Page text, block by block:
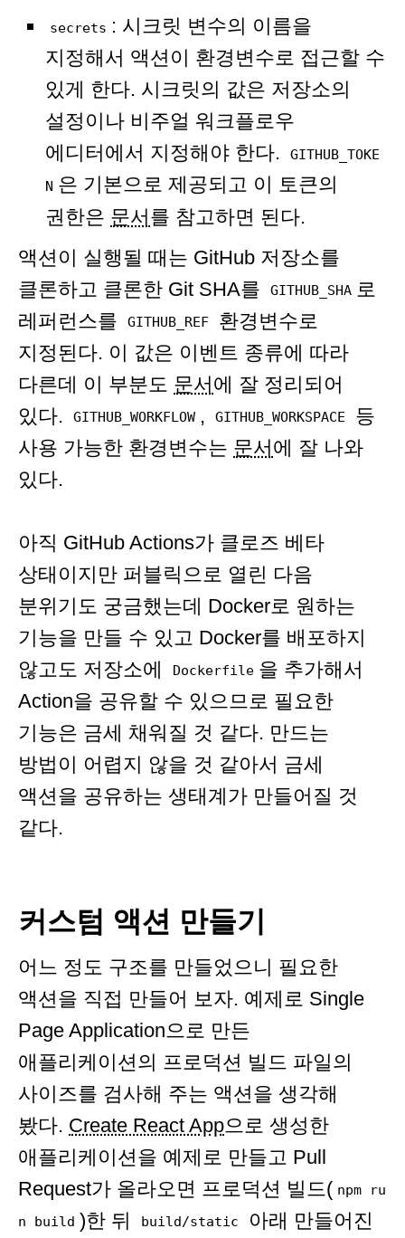
secrets : 시크릿 변수의 이름을
지정해서 액션이 환경변수로 접근할 수
있게 한다. 시크릿의 값은 저장소의
설정이나 비주얼 워크플로우
에디터에서 지정해야 한다.
GITHUB_TOKE
N 은 기본으로 제공되고 이 토큰의
권한은 문서 를 참고하면 된다.
액션이 실행될 때는 GitHub 저장소를
클론하고 클론한 Git SHA를
GITHUB_SHA 로
레퍼런스를
GITHUB_REF
환경변수로
지정된다. 이 값은 이벤트 종류에 따라
다른데 이 부분도 문서에 잘 정리되어
있다.
GITHUB_WORKFLOW , GITHUB_WORKSPACE
등
사용 가능한 환경변수는 문서에 잘 나와
있다.
아직 GitHub Actions가 클로즈 베타
상태이지만 퍼블릭으로 열린 다음
분위기도 궁금했는데 Docker로 원하는
기능을 만들 수 있고 Docker를 배포하지
않고도 저장소에
Dockerfile 을 추가해서
Action을 공유할 수 있으므로 필요한
기능은 금세 채워질 것 같다. 만드는
방법이 어렵지 않을 것 같아서 금세
액션을 공유하는 생태계가 만들어질 것
같다.
커스텀 액션 만들기
어느 정도 구조를 만들었으니 필요한
액션을 직접 만들어 보자. 예제로 Single
Page Application으로 만든
애플리케이션의 프로덕션 빌드 파일의
사이즈를 검사해 주는 액션을 생각해
봤다. Create React App으로 생성한
애플리케이션을 예제로 만들고 Pull
Request가 올라오면 프로덕션 빌드( npm ru
n build )한 뒤 build/static
아래 만들어진